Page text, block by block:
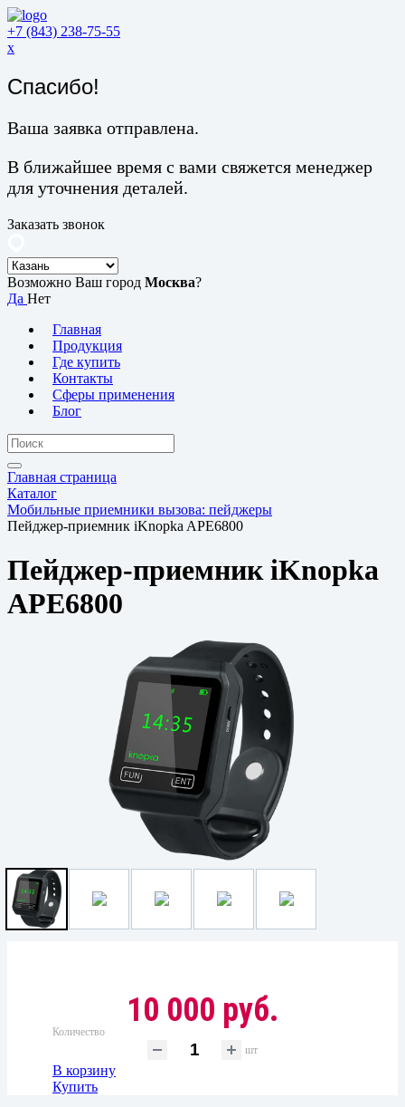
+7 (843) 238-75-55
x
Спасибо!
Ваша заявка отправлена.
В ближайшее время с вами свяжется менеджер
для уточнения деталей.
Заказать звонок
Возможно Ваш город Москва?
Да Нет
Главная
Продукция
Где купить
Контакты
Сферы применения
Блог
Главная страница
Каталог
Мобильные приемники вызова: пейджеры
Пейджер-приемник iKnopka APE6800
Пейджер-приемник iKnopka
APE6800
10 000 руб.
Количество
шт
В корзину
Купить